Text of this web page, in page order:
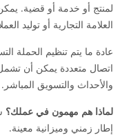
لمنتج أو خدمة أو قضية.
العلامة التجارية أو توليد
عادة ما يتم تنظيم الحملة
اتصال متعددة يمكن أن تشمل
والأحداث والتسويق المباشر.
لماذا هم مهمون في عملك؟
إطار زمني وميزانية معينة.